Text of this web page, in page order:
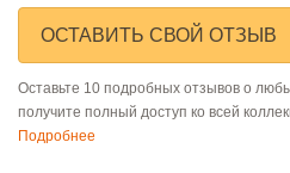
ОСТАВИТЬ СВОЙ ОТЗЫВ
Оставьте 10 подробных отзывов о
получите полный доступ ко всей
Подробнее